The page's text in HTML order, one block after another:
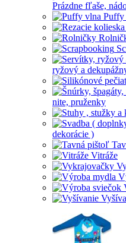
Prázdne fľaše,
Puffy
ryžový a
nite, pruženky
dekorácie )
Vitráže